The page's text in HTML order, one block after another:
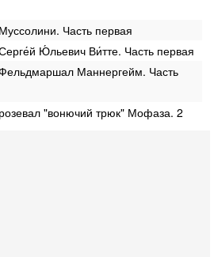
Часть первая
Ю́льевич Ви́тте. Часть первая
Маннергейм. Часть
"вонючий трюк" Мофаза. 2